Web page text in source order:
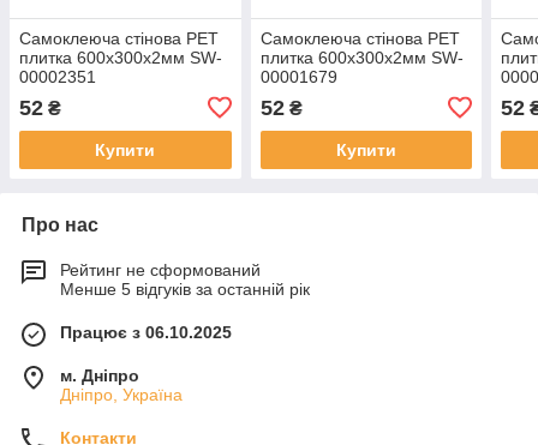
Самоклеюча стінова PET
плитка 600х300х2мм SW-
00002351
52 ₴
Купити
Самоклеюча стінова PET
плитка 600х300х2мм SW-
00001679
52₴
Купити
52
Про нас
Рейтинг не сформований
Менше 5 відгуків за останній рік
Працює з 06.10.2025
м. Дніпро
Дніпро, Україна
Контакти